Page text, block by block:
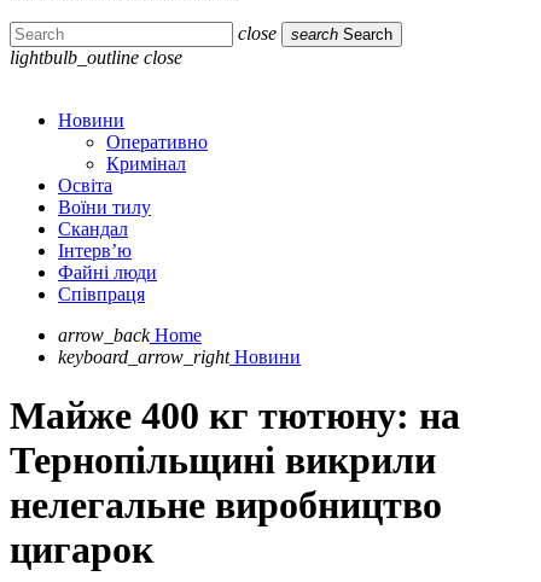
close search Search
lightbulb_outline close
Новини
Оперативно
Кримінал
Освіта
Воїни тилу
Скандал
Інтерв’ю
Файні люди
Співпраця
arrow_back Home
keyboard_arrow_right Новини
Майже 400 кг тютюну: на
Тернопільщині викрили
нелегальне виробництво
цигарок